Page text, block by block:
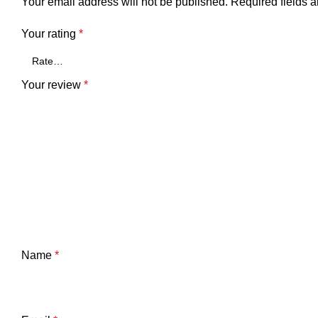
Your rating *
Your review *
Name *